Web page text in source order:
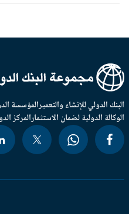
الدولي للإنشاء والتعميرالمؤسسة
الدولية لضمان الاستثمارالمركز